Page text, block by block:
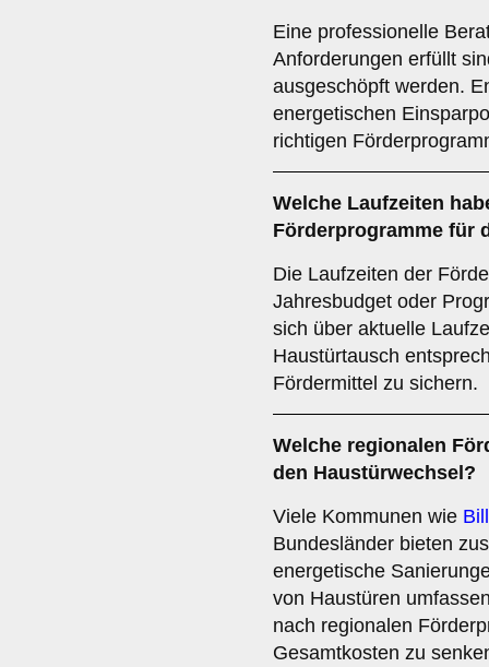
Eine professionelle
Anforderungen erfüllt
ausgeschöpft werden.
energetischen
richtigen
Welche Laufzeiten
Förderprogramme für
Die Laufzeiten der
Jahresbudget oder
sich über aktuelle
Haustürtausch
Fördermittel zu sichern.
Welche regionalen
den Haustürwechsel?
Viele Kommunen wie
Bundesländer bieten
energetische
von Haustüren
nach regionalen
Gesamtkosten zu